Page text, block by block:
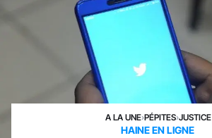
A LA UNE›PÉPITES›JUSTICE
HAINE EN LIGNE